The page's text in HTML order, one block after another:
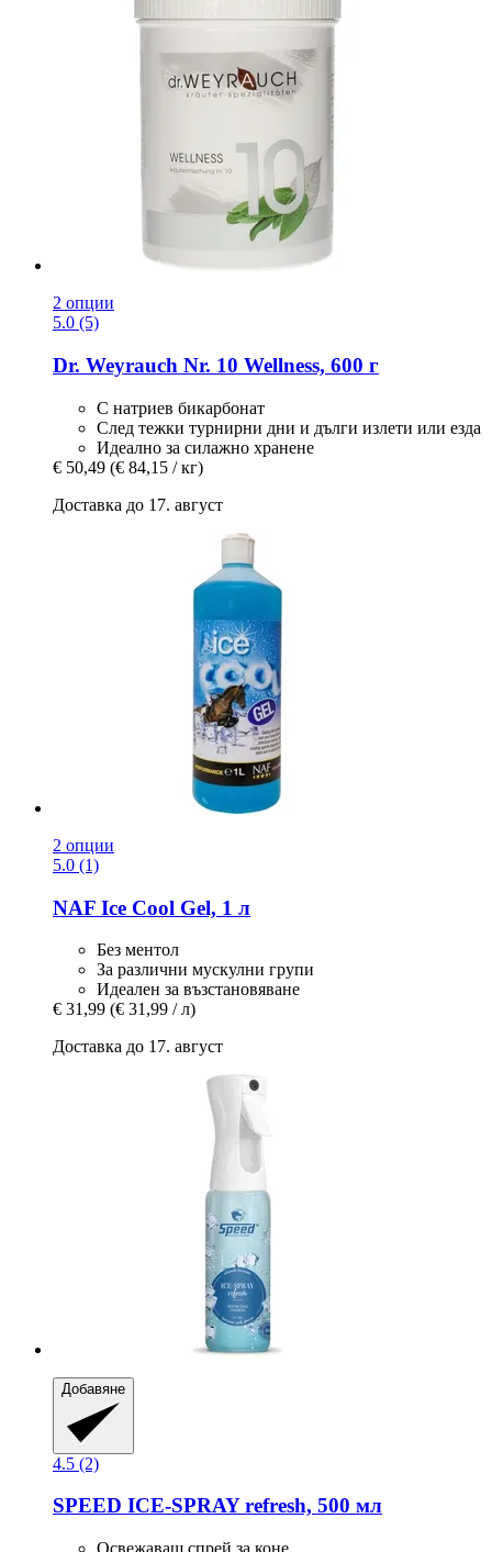
2 опции
5.0 (5)
Dr. Weyrauch Nr. 10 Wellness, 600 г
С натриев бикарбонат
След тежки турнирни дни и дълги излети или езда
Идеално за силажно хранене
€ 50,49 (€ 84,15 / кг)
Доставка до 17. август
2 опции
5.0 (1)
NAF Ice Cool Gel, 1 л
Без ментол
За различни мускулни групи
Идеален за възстановяване
€ 31,99 (€ 31,99 / л)
Доставка до 17. август
Добавяне
4.5 (2)
SPEED ICE-​SPRAY refresh, 500 мл
Освежаващ спрей за коне